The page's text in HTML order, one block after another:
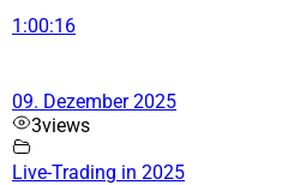
1:00:16
09. Dezember 2025
3views
Live-Trading in 2025